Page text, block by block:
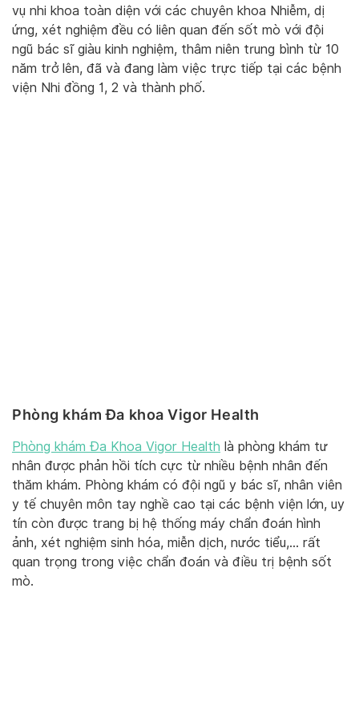
vụ nhi khoa toàn diện với các chuyên khoa Nhiễm, dị
ứng, xét nghiệm đều có liên quan đến sốt mò với đội
ngũ bác sĩ giàu kinh nghiệm, thâm niên trung bình từ 10
năm trở lên, đã và đang làm việc trực tiếp tại các bệnh
viện Nhi đồng 1, 2 và thành phố.
Phòng khám Đa khoa Vigor Health
Phòng khám Đa Khoa Vigor Health là phòng khám tư
nhân được phản hồi tích cực từ nhiều bệnh nhân đến
thăm khám. Phòng khám có đội ngũ y bác sĩ, nhân viên
y tế chuyên môn tay nghề cao tại các bệnh viện lớn, uy
tín còn được trang bị hệ thống máy chẩn đoán hình
ảnh, xét nghiệm sinh hóa, miễn dịch, nước tiểu,… rất
quan trọng trong việc chẩn đoán và điều trị bệnh sốt
mò.